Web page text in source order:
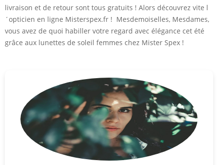
livraison et de retour sont tous gratuits ! Alors découvrez vite l
´opticien en ligne Misterspex.fr ! Mesdemoiselles, Mesdames,
vous avez de quoi habiller votre regard avec élégance cet été
grâce aux lunettes de soleil femmes chez Mister Spex !